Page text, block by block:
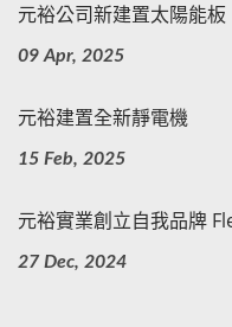
元裕公司新建置太陽能板
09 Apr, 2025
元裕建置全新靜電機
15 Feb, 2025
元裕實業創立自我品牌
27 Dec, 2024